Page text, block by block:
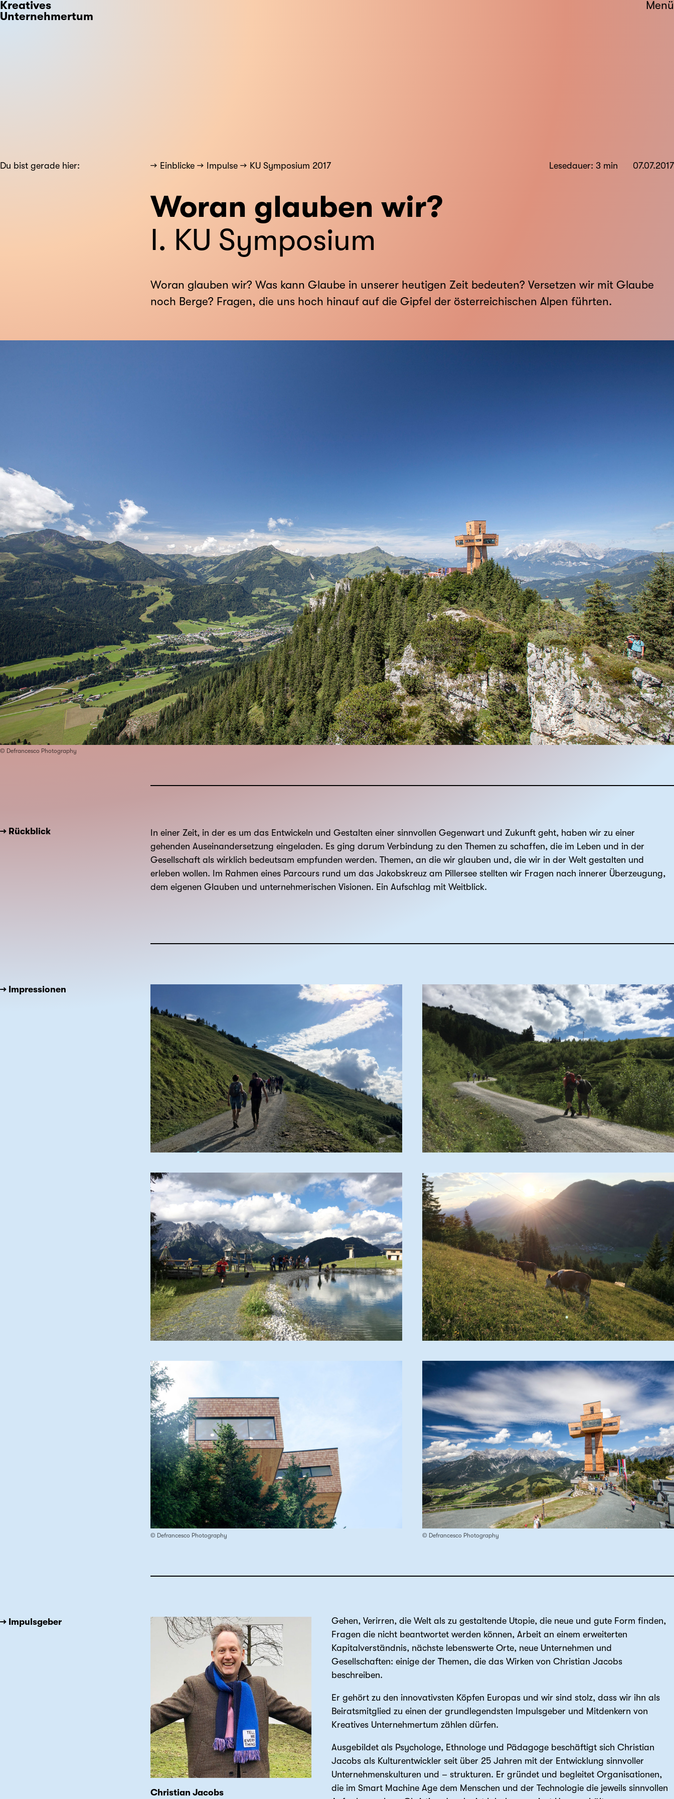
Kreatives
Unternehmertum
Menü
Du bist gerade hier: Einblicke Impulse KU Symposium 2017 Lesedauer: 3 min 07.07.2017
Woran glauben wir?
I. KU Symposium
Woran glauben wir? Was kann Glaube in unserer heutigen Zeit bedeuten? Versetzen wir mit Glaube
noch Berge? Fragen, die uns hoch hinauf auf die Gipfel der öster­reichischen Alpen führten.
© Defrancesco Photography
→ Rückblick
In einer Zeit, in der es um das Entwickeln und Gestalten einer sinnvollen Gegenwart und Zukunft geht, haben wir zu einer
gehenden Aus­einan­dersetzung eingeladen. Es ging darum Verbindung zu den Themen zu schaffen, die im Leben und in der
Gesellschaft als wirklich bedeutsam empfunden werden. Themen, an die wir glauben und, die wir in der Welt gestalten und
erleben wollen. Im Rahmen eines Parcours rund um das Jakobskreuz am Pillersee stellten wir Fragen nach innerer Überzeugung,
dem eigenen Glauben und unternehmerischen Visionen. Ein Aufschlag mit Weitblick.
→ Impressionen
© Defrancesco Photography © Defrancesco Photography
→ Impulsgeber
Christian Jacobs
Gehen, Verirren, die Welt als zu gestaltende Utopie, die neue und gute Form finden,
Fragen die nicht beantwortet werden können, Arbeit an einem erweiterten
Kapitalverständnis, nächste lebenswerte Orte, neue Unternehmen und
Gesellschaften: einige der Themen, die das Wirken von Christian Jacobs
beschreiben.
Er gehört zu den innovativsten Köpfen Europas und wir sind stolz, dass wir ihn als
Beiratsmitglied zu einen der grundlegendsten Impulsgeber und Mitdenkern von
Kreatives Unternehmertum zählen dürfen.
Ausgebildet als Psychologe, Ethnologe und Pädagoge beschäftigt sich Christian
Jacobs als Kulturentwickler seit über 25 Jahren mit der Entwicklung sinnvoller
Unternehmenskulturen und – strukturen. Er gründet und begleitet Organisationen,
die im Smart Machine Age dem Menschen und der Technologie die jeweils sinnvollen